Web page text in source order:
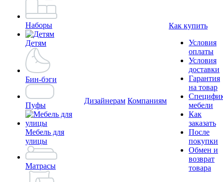
Наборы
Детям
Бин-бэги
Пуфы
Мебель для
улицы
Матрасы
Дизайнерам Компаниям
Как купить
Условия
оплаты
Условия
доставки
Гарантия
на товар
мебели
Как
заказать
После
покупки
Обмен и
возврат
товара